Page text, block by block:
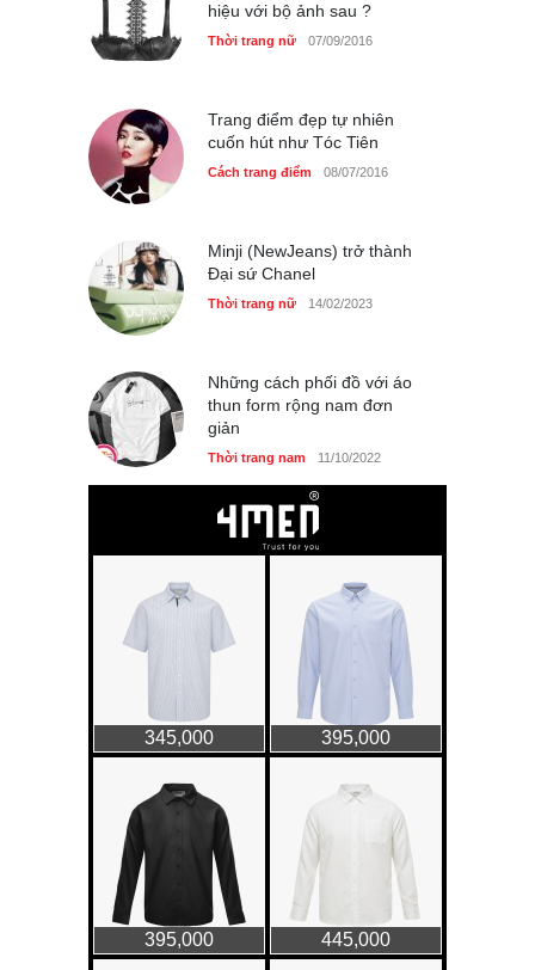
hiệu với bộ ảnh sau ?
Thời trang nữ 07/09/2016
Trang điểm đẹp tự nhiên
cuốn hút như Tóc Tiên
Cách trang điểm 08/07/2016
Minji (NewJeans) trở thành
Đại sứ Chanel
Thời trang nữ 14/02/2023
Những cách phối đồ với áo
thun form rộng nam đơn
giản
Thời trang nam 11/10/2022